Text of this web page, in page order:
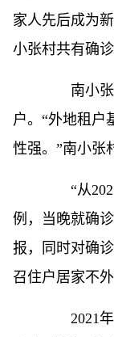
家人先后成为
小张村共有确诊
南小张
户。“外地租户
性强。”南小张
“从2021
例，当晚就确
报，同时对确
召住户居家不外
2021年